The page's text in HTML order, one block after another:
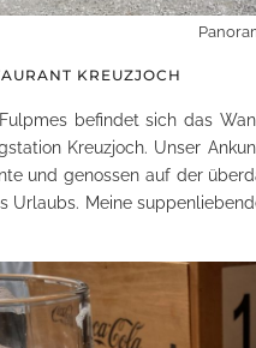
KREUZJOCH
befindet sich das
Kreuzjoch. Unser
und genossen auf der
Urlaubs. Meine